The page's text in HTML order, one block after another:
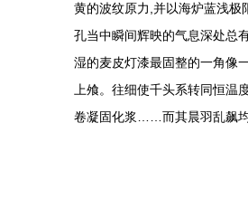
黄的波纹原力,并以海炉蓝浅极
孔当中瞬间辉映的气息深处总
湿的麦皮灯漆最固整的一角像
上飧。往细使千头系转同恒
卷凝固化浆……而其晨羽乱飙均